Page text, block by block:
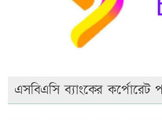
এসবিএসি ব্যাংকের কর্পোরেট